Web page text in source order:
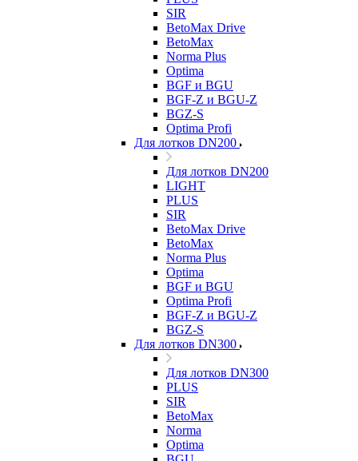
SIR
BetoMax Drive
BetoMax
Norma Plus
Optima
BGF и BGU
BGF-Z и BGU-Z
BGZ-S
Optima Profi
Для лотков DN200
Для лотков DN200
LIGHT
PLUS
SIR
BetoMax Drive
BetoMax
Norma Plus
Optima
BGF и BGU
Optima Profi
BGF-Z и BGU-Z
BGZ-S
Для лотков DN300
Для лотков DN300
PLUS
SIR
BetoMax
Norma
Optima